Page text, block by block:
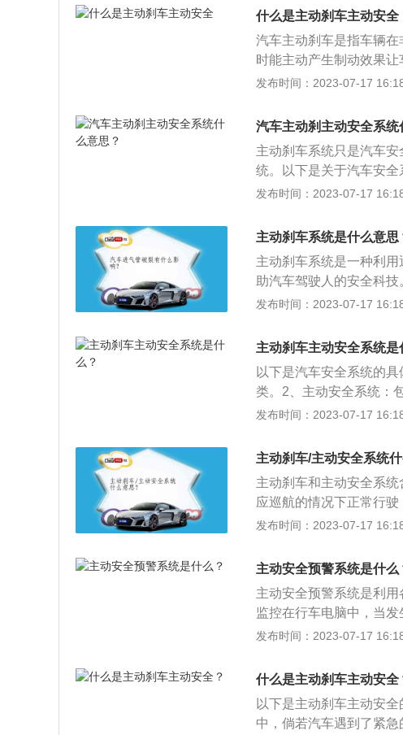
典型的被动安全的范畴
能性，从而通过一系列
防抱死系统简称ABS、
称ESC、牵引力制动系
警、自动刹车等等。
什么是主动刹车主动安全
汽车主动刹车是指车辆
时能主动产生制动效果
是指包括ABS、ESP等
汽车安全系统主要分为主
故发生；被动安全是在
保护。当车辆的速率超
制定是为了预防车辆出
主动安全性制定，如
险的出现。日常刹车系统
或更换刹车油液，如果
和润滑程度受到影响，
发布时间：2023-07-17
汽车主动刹主动安全系统
主动刹车系统只是汽车
统。以下是关于汽车安
要分为两个方面，主动安
人的保护。主动安全系
套系统首先会自动在刹
离。它还可以通过调整
发布时间：2023-07-17
主动刹车系统是什么意思
主动刹车系统是一种利
助汽车驾驶人的安全科
探测用的摄像头或者雷达
方的障碍物以数据方式
行计算和分析，达到预
等相关指令，制动控制
发布时间：2023-07-17
主动刹车主动安全系统是
以下是汽车安全系统的
类。2、主动安全系统：
体吸能结构、安全带、安
加力，帮助驾驶员缩短
径，避开障碍物。2、降
辆在紧急情况下的损失
发布时间：2023-07-17
主动刹车/主动安全系统
主动刹车和主动安全系
应巡航的情况下正常行
速，提高行车安全性的一
统会自动在刹车系统上
全系统主要分为主动安
生；被动安全是在发生
护。
发布时间：2023-07-17
主动安全预警系统是什么
主动安全预警系统是利
监控在行车电脑中，当
系数，然后提醒驾驶员谨
在目前所包括的内容较
稳定系统）、EDL（电
控制系统）等。
发布时间：2023-07-17
什么是主动刹车主动安全
以下是主动刹车主动安
中，倘若汽车遇到了紧